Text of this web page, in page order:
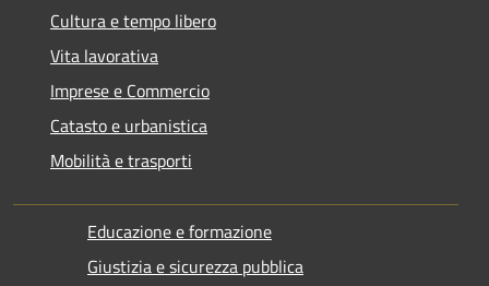
Cultura e tempo libero
Vita lavorativa
Imprese e Commercio
Catasto e urbanistica
Mobilità e trasporti
Educazione e formazione
Giustizia e sicurezza pubblica